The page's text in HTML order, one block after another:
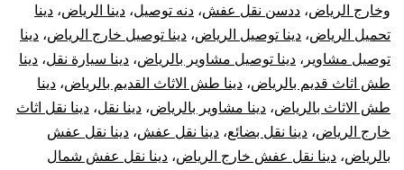
وخارج الرياض، ددسن نقل عفش، دنه توصيل، دينا الرياض، دينا
تحميل الرياض، دينا توصيل الرياض، دينا توصيل خارج الرياض، دينا
توصيل مشاوير ، دينا توصيل مشاوير بالرياض، دينا سيارة نقل، دينا
طش اثاث قديم بالرياض، دينا طش الاثاث القديم بالرياض، دينا
طش الاثاث بالرياض، دينا مشاوير بالرياض، دينا نقل، دينا نقل اثاث
خارج الرياض، دينا نقل بضائع، دينا نقل عفش، دينا نقل عفش
بالرياض، دينا نقل عفش خارج الرياض، دينا نقل عفش شمال